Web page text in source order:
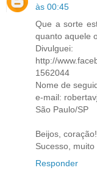
às 00:45
Que a sorte
quanto aquele
Divulguei:
http://
1562044
Nome de
e-mail:
São Paulo/SP
Beijos, coração!
Sucesso,
Responder